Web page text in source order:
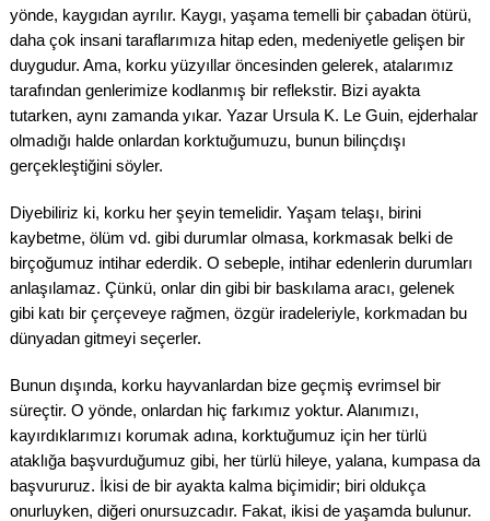
yönde, kaygıdan ayrılır. Kaygı, yaşama temelli bir çabadan ötürü,
daha çok insani taraflarımıza hitap eden, medeniyetle gelişen bir
duygudur. Ama, korku yüzyıllar öncesinden gelerek, atalarımız
tarafından genlerimize kodlanmış bir reflekstir. Bizi ayakta
tutarken, aynı zamanda yıkar. Yazar Ursula K. Le Guin, ejderhalar
olmadığı halde onlardan korktuğumuzu, bunun bilinçdışı
gerçekleştiğini söyler.
Diyebiliriz ki, korku her şeyin temelidir. Yaşam telaşı, birini
kaybetme, ölüm vd. gibi durumlar olmasa, korkmasak belki de
birçoğumuz intihar ederdik. O sebeple, intihar edenlerin durumları
anlaşılamaz. Çünkü, onlar din gibi bir baskılama aracı, gelenek
gibi katı bir çerçeveye rağmen, özgür iradeleriyle, korkmadan bu
dünyadan gitmeyi seçerler.
Bunun dışında, korku hayvanlardan bize geçmiş evrimsel bir
süreçtir. O yönde, onlardan hiç farkımız yoktur. Alanımızı,
kayırdıklarımızı korumak adına, korktuğumuz için her türlü
ataklığa başvurduğumuz gibi, her türlü hileye, yalana, kumpasa da
başvururuz. İkisi de bir ayakta kalma biçimidir; biri oldukça
onurluyken, diğeri onursuzcadır. Fakat, ikisi de yaşamda bulunur.